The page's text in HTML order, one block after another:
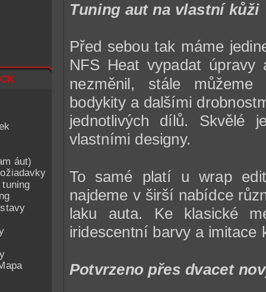
áut)
Tuning aut na vlastní kůži
Před sebou tak máme
NFS Heat vypadat
nezměnil, stále
bodykity a dalšími
jednotlivých dílů.
vlastními designy.
To samé platí u wrap
najdeme v širší nabídce
laku auta. Ke klasické
iridescentní barvy a imitace
Potvrzeno přes dvacet